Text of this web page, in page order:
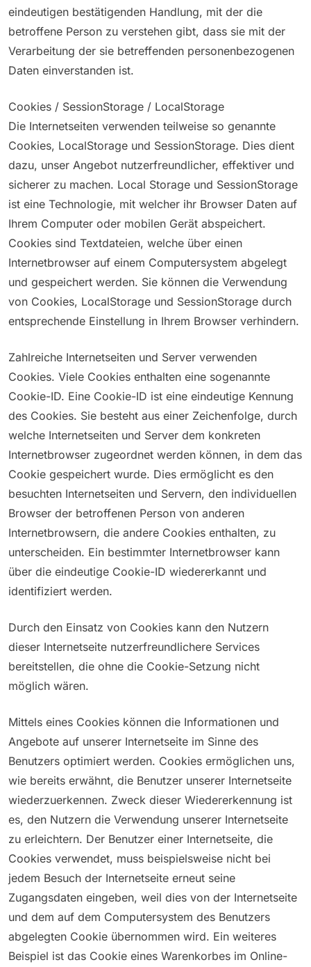
eindeutigen bestätigenden Handlung, mit der die
betroffene Person zu verstehen gibt, dass sie mit der
Verarbeitung der sie betreffenden personenbezogenen
Daten einverstanden ist.
Cookies / SessionStorage / LocalStorage
Die Internetseiten verwenden teilweise so genannte
Cookies, LocalStorage und SessionStorage. Dies dient
dazu, unser Angebot nutzerfreundlicher, effektiver und
sicherer zu machen. Local Storage und SessionStorage
ist eine Technologie, mit welcher ihr Browser Daten auf
Ihrem Computer oder mobilen Gerät abspeichert.
Cookies sind Textdateien, welche über einen
Internetbrowser auf einem Computersystem abgelegt
und gespeichert werden. Sie können die Verwendung
von Cookies, LocalStorage und SessionStorage durch
entsprechende Einstellung in Ihrem Browser verhindern.
Zahlreiche Internetseiten und Server verwenden
Cookies. Viele Cookies enthalten eine sogenannte
Cookie-ID. Eine Cookie-ID ist eine eindeutige Kennung
des Cookies. Sie besteht aus einer Zeichenfolge, durch
welche Internetseiten und Server dem konkreten
Internetbrowser zugeordnet werden können, in dem das
Cookie gespeichert wurde. Dies ermöglicht es den
besuchten Internetseiten und Servern, den individuellen
Browser der betroffenen Person von anderen
Internetbrowsern, die andere Cookies enthalten, zu
unterscheiden. Ein bestimmter Internetbrowser kann
über die eindeutige Cookie-ID wiedererkannt und
identifiziert werden.
Durch den Einsatz von Cookies kann den Nutzern
dieser Internetseite nutzerfreundlichere Services
bereitstellen, die ohne die Cookie-Setzung nicht
möglich wären.
Mittels eines Cookies können die Informationen und
Angebote auf unserer Internetseite im Sinne des
Benutzers optimiert werden. Cookies ermöglichen uns,
wie bereits erwähnt, die Benutzer unserer Internetseite
wiederzuerkennen. Zweck dieser Wiedererkennung ist
es, den Nutzern die Verwendung unserer Internetseite
zu erleichtern. Der Benutzer einer Internetseite, die
Cookies verwendet, muss beispielsweise nicht bei
jedem Besuch der Internetseite erneut seine
Zugangsdaten eingeben, weil dies von der Internetseite
und dem auf dem Computersystem des Benutzers
abgelegten Cookie übernommen wird. Ein weiteres
Beispiel ist das Cookie eines Warenkorbes im Online-